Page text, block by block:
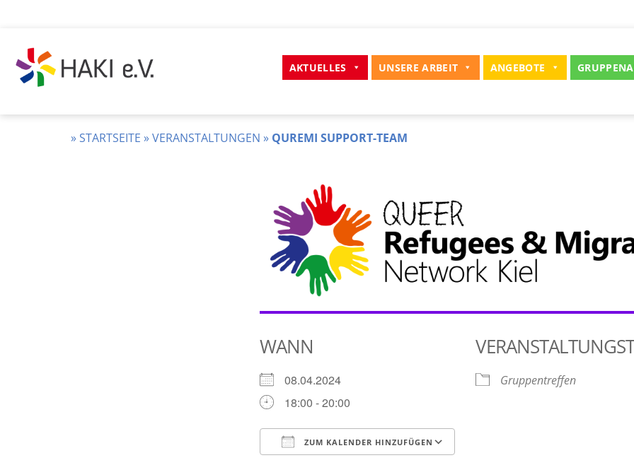
Inhalt
springen
e.v.
AKTUELLES UNSERE ARBEIT ANGEBOTE
»STARTSEITE »VERANSTALTUNGEN » QUREMI SUPPORT-TEAM
WANN
08.04.2024
18:00 - 20:00
ZUM KALENDER HINZUFÜGEN
Gruppentreffen